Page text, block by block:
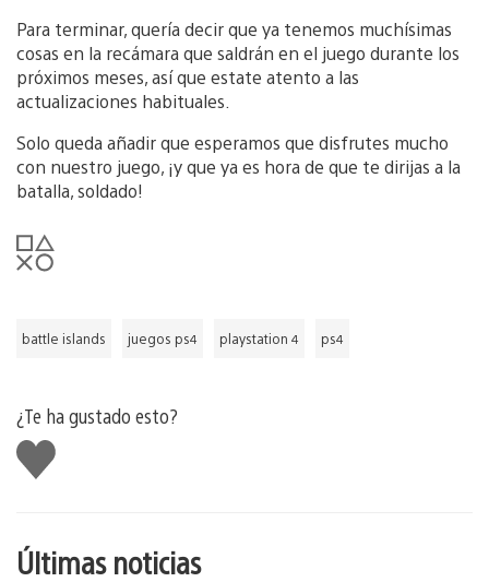
Para terminar, quería decir que ya tenemos muchísimas
cosas en la recámara que saldrán en el juego durante los
próximos meses, así que estate atento a las
actualizaciones habituales.
Solo queda añadir que esperamos que disfrutes mucho
con nuestro juego, ¡y que ya es hora de que te dirijas a la
batalla, soldado!
battle islands juegos ps4 playstation 4 ps4
¿Te ha gustado esto?
Me
gusta
Últimas noticias